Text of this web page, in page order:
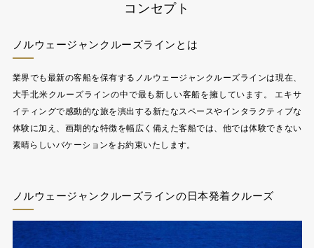
コンセプト
ノルウェージャンクルーズラインとは
業界でも最新の客船を保有するノルウェージャンクルーズラインは現在、
大手北米クルーズラインの中で最も新しい客船を擁しています。 エキサ
イティングで感動的な旅を演出する新たなスペースやインタラクティブな
体験に加え、画期的な特徴を幅広く備えた客船では、他では体験できない
素晴らしいバケーションをお約束いたします。
ノルウェージャンクルーズラインの日本発着クルーズ